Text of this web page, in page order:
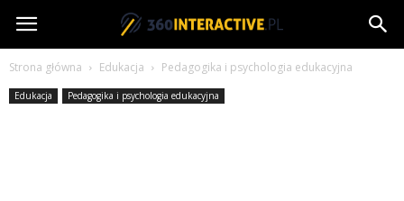
360interactive.pl
Strona główna Edukacja Pedagogika i psychologia edukacyjna
Edukacja Pedagogika i psychologia edukacyjna